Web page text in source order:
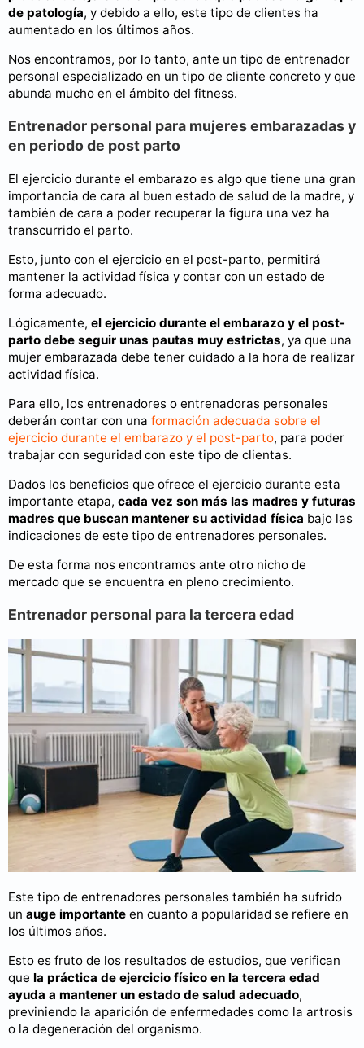
de patología, y debido a ello, este tipo de clientes ha
aumentado en los últimos años.
Nos encontramos, por lo tanto, ante un tipo de entrenador
personal especializado en un tipo de cliente concreto y que
abunda mucho en el ámbito del fitness.
Entrenador personal para mujeres embarazadas y
en periodo de post parto
El ejercicio durante el embarazo es algo que tiene una gran
importancia de cara al buen estado de salud de la madre, y
también de cara a poder recuperar la figura una vez ha
transcurrido el parto.
Esto, junto con el ejercicio en el post-parto, permitirá
mantener la actividad física y contar con un estado de
forma adecuado.
Lógicamente, el ejercicio durante el embarazo y el post-
parto debe seguir unas pautas muy estrictas, ya que una
mujer embarazada debe tener cuidado a la hora de realizar
actividad física.
Para ello, los entrenadores o entrenadoras personales
deberán contar con una formación adecuada sobre el
ejercicio durante el embarazo y el post-parto, para poder
trabajar con seguridad con este tipo de clientas.
Dados los beneficios que ofrece el ejercicio durante esta
importante etapa, cada vez son más las madres y futuras
madres que buscan mantener su actividad física bajo las
indicaciones de este tipo de entrenadores personales.
De esta forma nos encontramos ante otro nicho de
mercado que se encuentra en pleno crecimiento.
Entrenador personal para la tercera edad
Este tipo de entrenadores personales también ha sufrido
un auge importante en cuanto a popularidad se refiere en
los últimos años.
Esto es fruto de los resultados de estudios, que verifican
que la práctica de ejercicio físico en la tercera edad
ayuda a mantener un estado de salud adecuado,
previniendo la aparición de enfermedades como la artrosis
o la degeneración del organismo.